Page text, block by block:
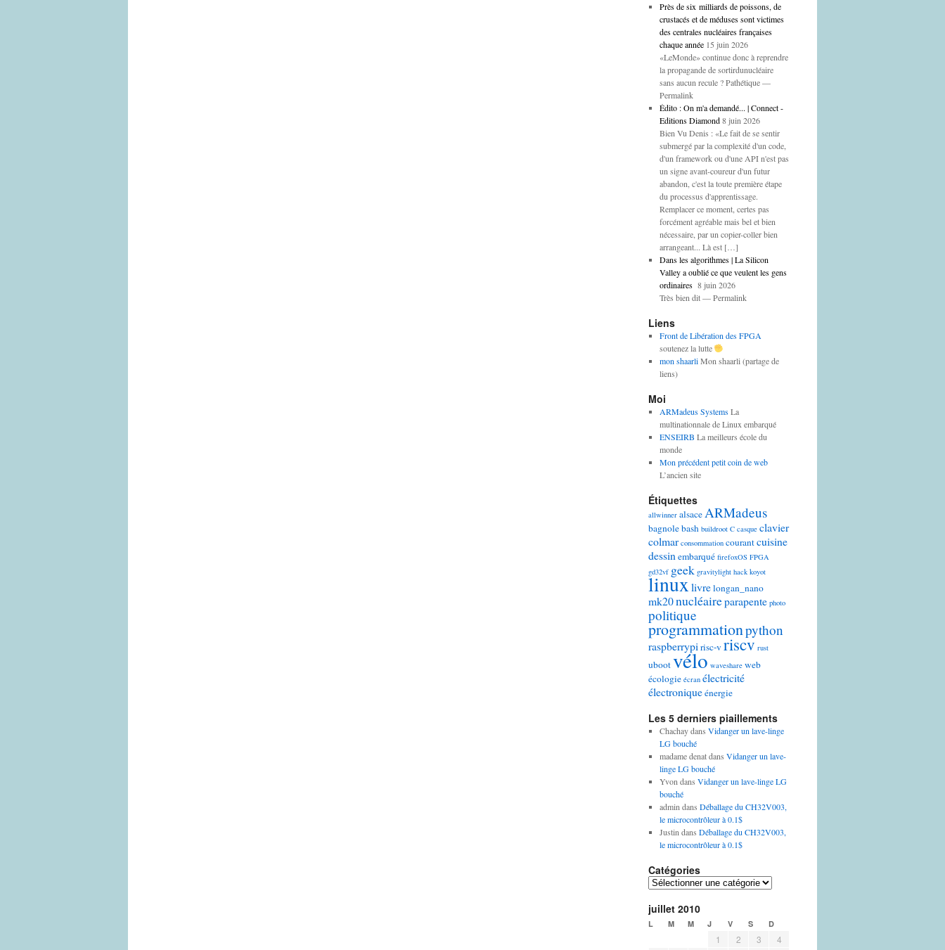
Près de six milliards de poissons, de
crustacés et de méduses sont victimes
des centrales nucléaires françaises
chaque année 15 juin 2026
«LeMonde» continue donc à reprendre
la propagande de sortirdunucléaire
sans aucun recule ? Pathétique —
Permalink
Édito : On m'a demandé... | Connect -
Editions Diamond 8 juin 2026
Bien Vu Denis : «Le fait de se sentir
submergé par la complexité d'un code,
d'un framework ou d'une API n'est pas
un signe avant-coureur d'un futur
abandon, c'est la toute première étape
du processus d'apprentissage.
Remplacer ce moment, certes pas
forcément agréable mais bel et bien
nécessaire, par un copier-coller bien
arrangeant... Là est […]
Dans les algorithmes | La Silicon
Valley a oublié ce que veulent les gens
ordinaires 8 juin 2026
Très bien dit — Permalink
Liens
Front de Libération des FPGA
soutenez la lutte
mon shaarliMon shaarli (partage de
liens)
Moi
ARMadeus SystemsLa
multinationnale de Linux embarqué
ENSEIRB La meilleurs école du
monde
Mon précédent petit coin de web
L’ancien site
Étiquettes
allwinner alsaceARMadeus
bagnolebash buildroot C casque clavier
colmar consommation courantcuisine
dessin embarqué firefoxOS FPGA
gd32vf geek gravitylight hack koyot
linuxlivrelongan_nano
mk20nucléaireparapente photo
politique
programmationpython
raspberrypi risc-vriscv rust
ubootvélo waveshare web
écologie écran électricité
électroniqueénergie
Les 5 derniers piaillements
Chachaydans Vidanger un lave-linge
LG bouché
madame denatdans Vidanger un lave-
linge LG bouché
Yvon dans Vidanger un lave-linge LG
bouché
admin dans Déballage du CH32V003,
le microcontrôleur à 0.1$
Justin dans Déballage du CH32V003,
le microcontrôleur à 0.1$
Catégories
Catégories
juillet 2010
L M M J V S D
1 2 3 4